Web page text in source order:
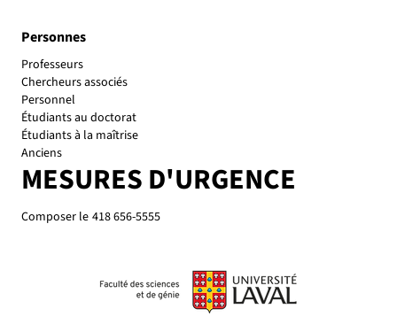
Personnes
Personnel
Étudiants au doctorat
Étudiants à la maîtrise
Anciens
MESURES D'URGENCE
Composer le 418 656-5555